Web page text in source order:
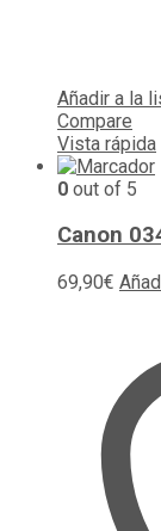
Añadir a la
Compare
Vista rápida
0 out of 5
Canon
69,90€